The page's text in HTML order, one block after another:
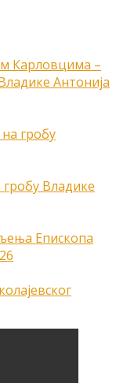
Карловцима –
Антонија
гробу
Владике
Епископа